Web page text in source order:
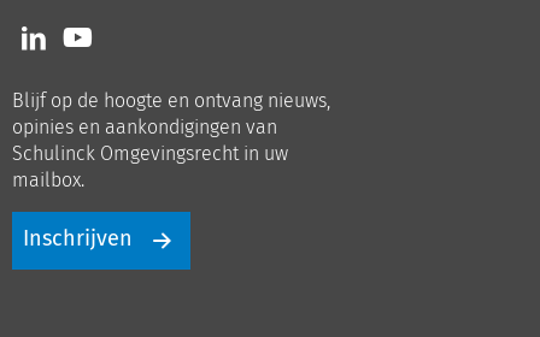
Volg
ons
LinkedIn
Volg
ons
Youtube
Blijf op de hoogte en ontvang nieuws,
opinies en aankondigingen van
Schulinck Omgevingsrecht in uw
mailbox.
Inschrijven